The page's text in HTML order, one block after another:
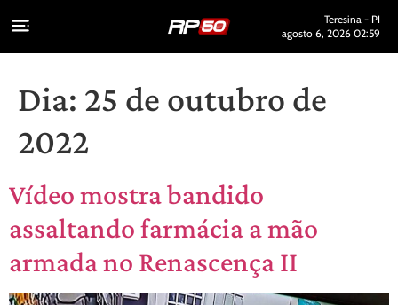
Teresina - PI
agosto 6, 2026 02:59
Dia: 25 de outubro de
2022
Vídeo mostra bandido
assaltando farmácia a mão
armada no Renascença II